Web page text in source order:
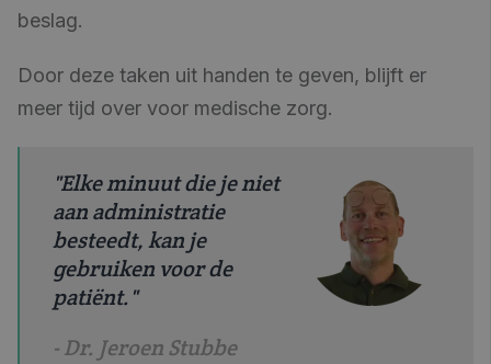
beslag.
Door deze taken uit handen te geven, blijft er
meer tijd over voor medische zorg.
"Elke minuut die je niet
aan administratie
besteedt, kan je
gebruiken voor de
patiënt."
- Dr. Jeroen Stubbe